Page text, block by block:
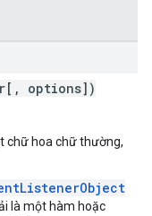
options])
chữ hoa chữ thường,
là một hàm hoặc